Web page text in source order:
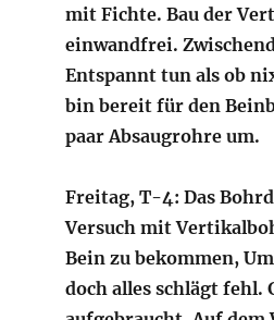
mit Fichte. Bau der
einwandfrei.
Entspannt tun als ob
bin bereit für den
paar Absaugrohre um.
Freitag, T-4: Das
Versuch mit
Bein zu bekommen,
doch alles schlägt fehl.